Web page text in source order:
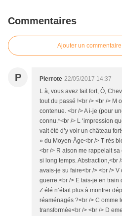
Commentaires
Ajouter un commentaire
P Pierrote 22/05/2017 14:37
L à, vous avez fait fort, Ô,
tout du passé !<br /> <br /> M
contenue. <br /> A i-je (pour
connu.*<br /> L ‘impression
vait été d’y voir un château
» du Moyen-Âge<br /> T rès
<br /> R aison me rappelait sa
si long temps. Abstraction,<br
avais-je su faire<br /> <br />
guerre.<br /> E tais-je en train
Z élé n’était plus à montrer
réaménagés ?<br /> C omme
transformée<br /> <br /> D